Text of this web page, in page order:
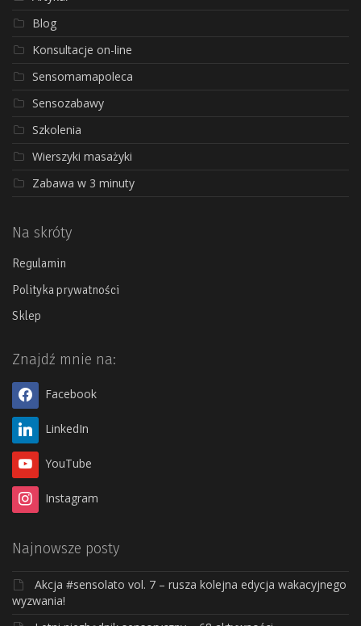
Blog
Konsultacje on-line
Sensomamapoleca
Sensozabawy
Szkolenia
Wierszyki masażyki
Zabawa w 3 minuty
Na skróty
Regulamin
Polityka prywatności
Sklep
Znajdź mnie na:
Facebook
LinkedIn
YouTube
Instagram
Najnowsze posty
Akcja #sensolato vol. 7 – rusza kolejna edycja wakacyjnego
wyzwania!